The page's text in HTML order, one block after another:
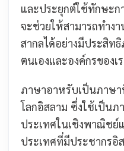
และประยุกต์ใช้ทักษะ
จะช่วยให้สามารถทำง
สากลได้อย่างมีประสิท
ตนเองและองค์กรของเ
ภาษาอาหรับเป็นภาษ
โลกอิสลาม ซึ่งใช้เป็นภ
ประเทศในเชิงพาณิชย์
ประเทศที่มีประชากรอิ